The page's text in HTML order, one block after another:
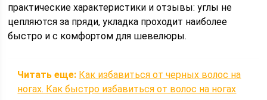
практические характеристики и отзывы: углы не
цепляются за пряди, укладка проходит наиболее
быстро и с комфортом для шевелюры.
Читать еще: Как избавиться от черных волос на
ногах. Как быстро избавиться от волос на ногах